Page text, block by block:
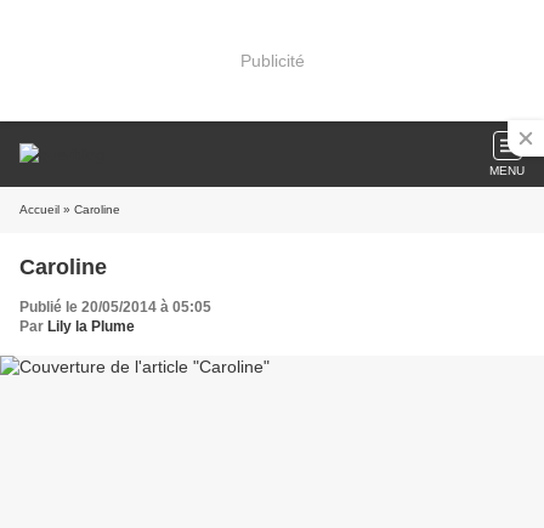
Publicité
MENU
Accueil » Caroline
Caroline
Publié le 20/05/2014 à 05:05
Par Lily la Plume